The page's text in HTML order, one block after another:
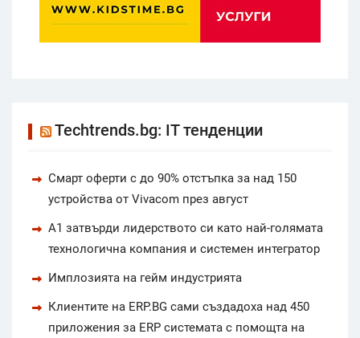
Techtrends.bg: IT тенденции
Смарт оферти с до 90% отстъпка за над 150
устройства от Vivacom през август
А1 затвърди лидерството си като най-голямата
технологична компания и системен интегратор
Имплозията на гейм индустрията
Клиентите на ERP.BG сами създадоха над 450
приложения за ERP системата с помощта на